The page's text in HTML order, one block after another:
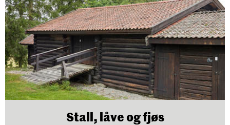
Stall, låve og fjøs